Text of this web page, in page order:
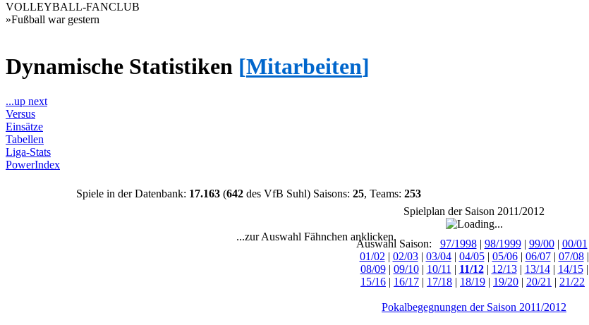
VOLLEYBALL-FANCLUB
»Fußball war gestern
Dynamische Statistiken [Mitarbeiten]
...up next
Versus
Einsätze
Tabellen
Liga-Stats
PowerIndex
Spiele in der Datenbank: 17.163(642des VfB Suhl) Saisons: 25, Teams: 253
Spielplan der Saison 2011/2012
...zur Auswahl Fähnchen anklicken.
Auswahl Saison: 97/1998| 98/1999| 99/00| 00/01
01/02 | 02/03| 03/04| 04/05| 05/06| 06/07| 07/08|
08/09| 09/10| 10/11 | 11/12| 12/13| 13/14| 14/15|
15/16 | 16/17 | 17/18 | 18/19 | 19/20 | 20/21 | 21/22
Pokalbegegnungen der Saison 2011/2012